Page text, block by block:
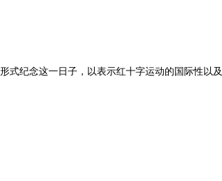
纪念这一日子，以表示红十字运动的国际性以